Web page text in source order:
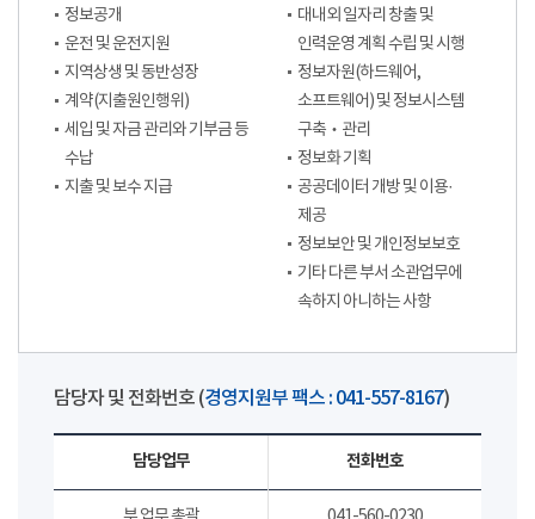
정보공개
운전 및 운전지원
지역상생 및 동반성장
계약(지출원인행위)
세입 및 자금 관리와 기부금 등
수납
지출 및 보수 지급
대내외 일자리 창출 및
인력운영 계획 수립 및 시행
정보자원(하드웨어,
소프트웨어) 및 정보시스템
구축‧관리
정보화 기획
공공데이터 개방 및 이용·
제공
정보보안 및 개인정보보호
기타 다른 부서 소관업무에
속하지 아니하는 사항
담당자 및 전화번호 (경영지원부 팩스 : 041-557-8167)
담당업무 전화번호